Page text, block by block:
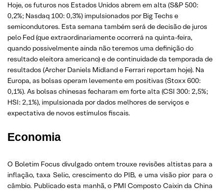
Hoje, os futuros nos Estados Unidos abrem em alta (S&P 500:
0,2%; Nasdaq 100: 0,3%) impulsionados por Big Techs e
semicondutores. Esta semana também será de decisão de juros
pelo Fed (que extraordinariamente ocorrerá na quinta-feira,
quando possivelmente ainda não teremos uma definição do
resultado eleitora americano) e de continuidade da temporada de
resultados (Archer Daniels Midland e Ferrari reportam hoje). Na
Europa, as bolsas operam levemente em positivas (Stoxx 600:
0,1%). As bolsas chinesas fecharam em forte alta (CSI 300: 2,5%;
HSI: 2,1%), impulsionada por dados melhores de serviços e
expectativa de novos estímulos fiscais.
Economia
O Boletim Focus divulgado ontem trouxe revisões altistas para a
inflação, taxa Selic, crescimento do PIB, e uma visão pior para o
câmbio. Publicado esta manhã, o PMI Composto Caixin da China